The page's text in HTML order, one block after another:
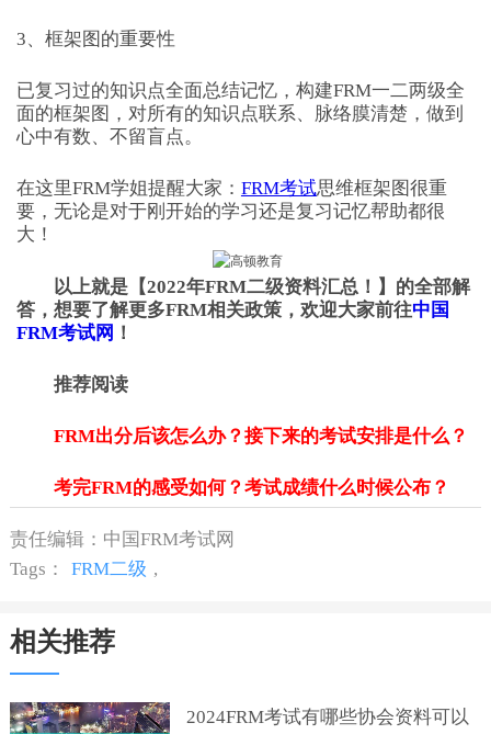
3、框架图的重要性
已复习过的知识点全面总结记忆，构建FRM一二两级全
面的框架图，对所有的知识点联系、脉络膜清楚，做到
心中有数、不留盲点。
在这里FRM学姐提醒大家： FRM考试思维框架图很重
要，无论是对于刚开始的学习还是复习记忆帮助都很
大！
以上就是【2022年FRM二级资料汇总！】的全部解
答，想要了解更多FRM相关政策，欢迎大家前往中国
FRM考试网 ！
推荐阅读
FRM出分后该怎么办？接下来的考试安排是什么？
考完FRM的感受如何？考试成绩什么时候公布？
责任编辑：中国FRM考试网
Tags：
FRM二级 ,
相关推荐
2024FRM考试有哪些协会资料可以